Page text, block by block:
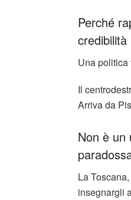
Perché
credibilità
Una politica
Il
Arriva da
Non è un
La
insegnargli